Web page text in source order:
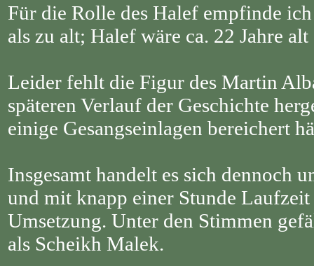
Für die Rolle des Halef empfinde
als zu alt; Halef wäre ca. 22 Jahre
Leider fehlt die Figur des Martin
späteren Verlauf der Geschichte
einige Gesangseinlagen bereichert
Insgesamt handelt es sich dennoch
und mit knapp einer Stunde
Umsetzung. Unter den Stimmen
als Scheikh Malek.